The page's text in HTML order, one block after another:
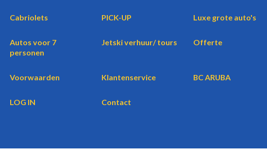
Cabriolets PICK-UP Luxe grote auto's
Autos voor 7
personen
Jetski verhuur/ tours Offerte
Voorwaarden Klantenservice BC ARUBA
LOG IN Contact